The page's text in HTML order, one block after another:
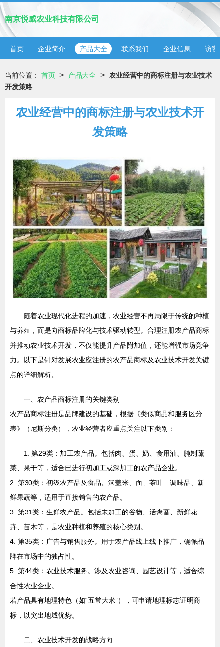
南京悦威农业科技有限公司
首页 企业简介 产品大全 联系我们 企业信息 访客
当前位置： 首页 > 产品大全 > 农业经营中的商标注册与农业技术
开发策略
农业经营中的商标注册与农业技术开
发策略
随着农业现代化进程的加速，农业经营不再局限于传统的种植
与养殖，而是向商标品牌化与技术驱动转型。合理注册农产品商标
并推动农业技术开发，不仅能提升产品附加值，还能增强市场竞争
力。以下是针对发展农业应注册的农产品商标及农业技术开发关键
点的详细解析。
一、农产品商标注册的关键类别
农产品商标注册是品牌建设的基础，根据《类似商品和服务区分
表》（尼斯分类），农业经营者应重点关注以下类别：
1. 第29类：加工农产品。包括肉、蛋、奶、食用油、腌制蔬
菜、果干等，适合已进行初加工或深加工的农产品企业。
2. 第30类：初级农产品及食品。涵盖米、面、茶叶、调味品、新
鲜果蔬等，适用于直接销售的农产品。
3. 第31类：生鲜农产品。包括未加工的谷物、活禽畜、新鲜花
卉、苗木等，是农业种植和养殖的核心类别。
4. 第35类：广告与销售服务。用于农产品线上线下推广，确保品
牌在市场中的独占性。
5. 第44类：农业技术服务。涉及农业咨询、园艺设计等，适合综
合性农业企业。
若产品具有地理特色（如“五常大米”），可申请地理标志证明商
标，以突出地域优势。
二、农业技术开发的战略方向